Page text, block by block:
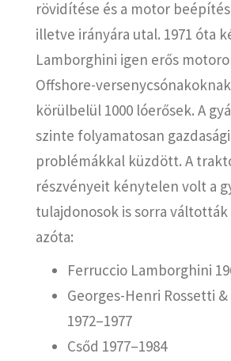
rövidítése és a motor
illetve irányára utal. 1971 óta
Lamborghini igen erős
Offshore-
körülbelül 1000 lóerősek. A
szinte folyamatosan gazdasági
problémákkal küzdött. A
részvényeit kénytelen volt a
tulajdonosok is sorra váltották
azóta:
Ferruccio Lamborghini
Georges-Henri Rossetti
1972–1977
Csőd 1977–1984